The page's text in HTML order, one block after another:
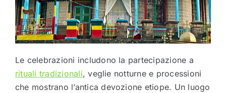
Le celebrazioni includono la partecipazione a
rituali tradizionali, veglie notturne e processioni
che mostrano l’antica devozione etiope. Un luogo